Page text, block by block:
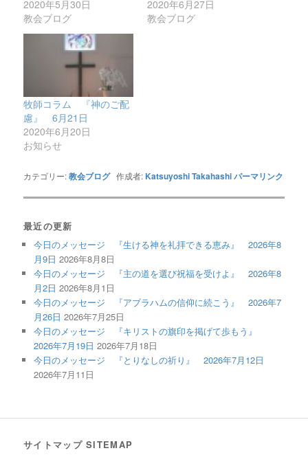
2020年5月30日
教会ブログ
2020年6月27日
教会ブログ
牧師コラム 『神のご配
慮』 6月21日
2020年6月20日
お知らせ
カテゴリー:教会ブログ作成者: Katsuyoshi Takahashiパーマリンク
最近の更新
今日のメッセージ 『生ける神を礼拝できる恵み』 2026年8
月9日 2026年8月8日
今日のメッセージ 『主の道を選び祝福を受けよ』 2026年8
月2日 2026年8月1日
今日のメッセージ 『アブラハムの信仰に続こう』 2026年7
月26日 2026年7月25日
今日のメッセージ 『キリストの旗印を掲げて歩もう』
2026年7月19日 2026年7月18日
今日のメッセージ 『とりなしの祈り』 2026年7月12日
2026年7月11日
サイトマップ SITEMAP